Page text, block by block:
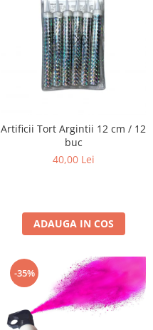
Artificii Tort Argintii 12 cm / 12
buc
40,00 Lei
ADAUGA IN COS
-35%